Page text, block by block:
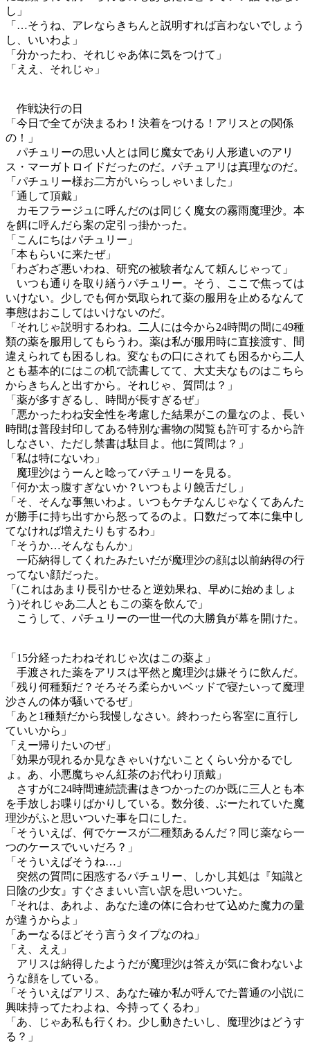
し」
「…そうね、アレならきちんと説明すれば言わないでしょう
し、いいわよ」
「分かったわ、それじゃあ体に気をつけて」
「ええ、それじゃ」
作戦決行の日
「今日で全てが決まるわ！決着をつける！アリスとの関係
の！」
パチュリーの思い人とは同じ魔女であり人形遣いのアリ
ス・マーガトロイドだったのだ。パチュアリは真理なのだ。
「パチュリー様お二方がいらっしゃいました」
「通して頂戴」
カモフラージュに呼んだのは同じく魔女の霧雨魔理沙。本
を餌に呼んだら案の定引っ掛かった。
「こんにちはパチュリー」
「本もらいに来たぜ」
「わざわざ悪いわね、研究の被験者なんて頼んじゃって」
いつも通りを取り繕うパチュリー。そう、ここで焦っては
いけない。少しでも何か気取られて薬の服用を止めるなんて
事態はおこしてはいけないのだ。
「それじゃ説明するわね。二人には今から24時間の間に49種
類の薬を服用してもらうわ。薬は私が服用時に直接渡す、間
違えられても困るしね。変なもの口にされても困るから二人
とも基本的にはこの机で読書してて、大丈夫なものはこちら
からきちんと出すから。それじゃ、質問は？」
「薬が多すぎるし、時間が長すぎるぜ」
「悪かったわね安全性を考慮した結果がこの量なのよ、長い
時間は普段封印してある特別な書物の閲覧も許可するから許
しなさい、ただし禁書は駄目よ。他に質問は？」
「私は特にないわ」
魔理沙はうーんと唸ってパチュリーを見る。
「何か太っ腹すぎないか？いつもより饒舌だし」
「そ、そんな事無いわよ。いつもケチなんじゃなくてあんた
が勝手に持ち出すから怒ってるのよ。口数だって本に集中し
てなければ増えたりもするわ」
「そうか…そんなもんか」
一応納得してくれたみたいだが魔理沙の顔は以前納得の行
ってない顔だった。
「(これはあまり長引かせると逆効果ね、早めに始めましょ
う)それじゃあ二人ともこの薬を飲んで」
こうして、パチュリーの一世一代の大勝負が幕を開けた。
「15分経ったわねそれじゃ次はこの薬よ」
手渡された薬をアリスは平然と魔理沙は嫌そうに飲んだ。
「残り何種類だ？そろそろ柔らかいベッドで寝たいって魔理
沙さんの体が騒いでるぜ」
「あと1種類だから我慢しなさい。終わったら客室に直行し
ていいから」
「えー帰りたいのぜ」
「効果が現れるか見なきゃいけないことくらい分かるでし
ょ。あ、小悪魔ちゃん紅茶のお代わり頂戴」
さすがに24時間連続読書はきつかったのか既に三人とも本
を手放しお喋りばかりしている。数分後、ぶーたれていた魔
理沙がふと思いついた事を口にした。
「そういえば、何でケースが二種類あるんだ？同じ薬なら一
つのケースでいいだろ？」
「そういえばそうね…」
突然の質問に困惑するパチュリー、しかし其処は『知識と
日陰の少女』すぐさまいい言い訳を思いついた。
「それは、あれよ、あなた達の体に合わせて込めた魔力の量
が違うからよ」
「あーなるほどそう言うタイプなのね」
「え、ええ」
アリスは納得したようだが魔理沙は答えが気に食わないよ
うな顔をしている。
「そういえばアリス、あなた確か私が呼んでた普通の小説に
興味持ってたわよね、今持ってくるわ」
「あ、じゃあ私も行くわ。少し動きたいし、魔理沙はどうす
る？」